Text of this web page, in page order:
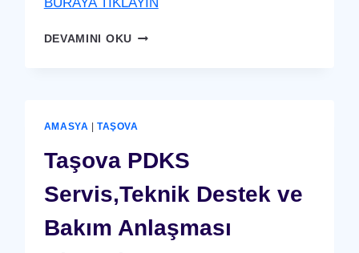
DEVAMINI OKUSULUOVA
HIZMETI
AMASYA |TAŞOVA
Taşova PDKS
Servis,Teknik Destek ve
Bakım Anlaşması